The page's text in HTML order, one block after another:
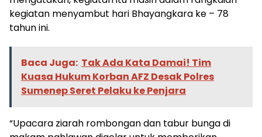
kegiatan menyambut hari Bhayangkara ke – 78
tahun ini.
Baca Juga: Tak Ada Kata Damai! Tim
Kuasa Hukum Korban AFZ Desak Polres
Sumenep Seret Pelaku ke Penjara
“Upacara ziarah rombongan dan tabur bunga di